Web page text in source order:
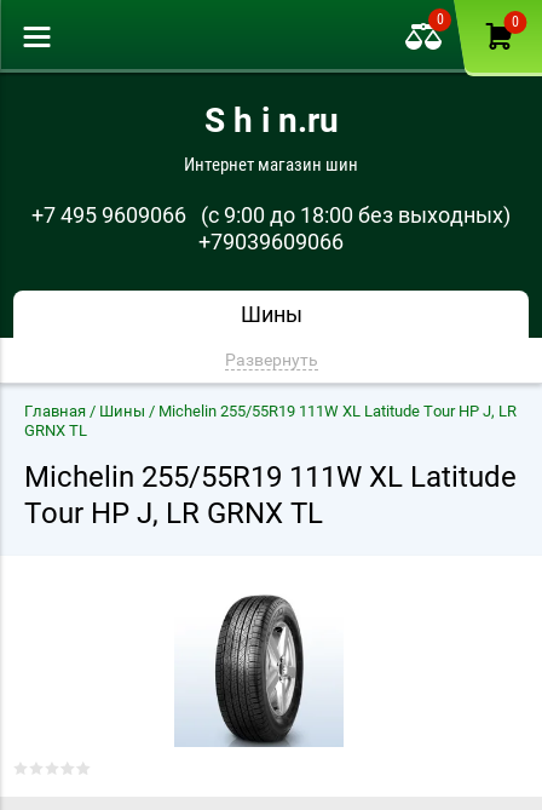
0
0
S h i n.ru
Интернет магазин шин
+7 495 9609066
(с 9:00 до 18:00 без выходных)
+79039609066
Шины
Развернуть
Главная / Шины / Michelin 255/55R19 111W XL Latitude Tour HP J, LR
GRNX TL
Michelin 255/55R19 111W XL Latitude
Tour HP J, LR GRNX TL